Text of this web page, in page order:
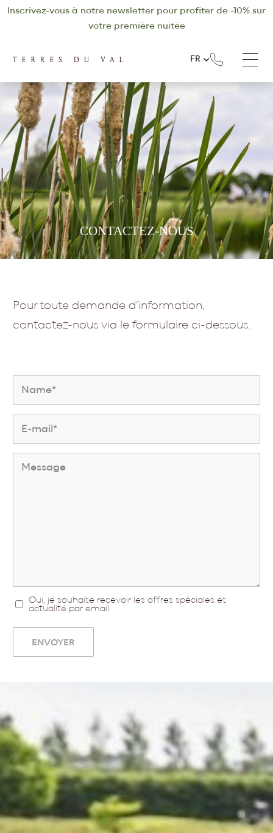
Inscrivez-vous à notre newsletter pour profiter de -10% sur
votre première nuitée
FR
CONTACTEZ-NOUS
Pour toute demande d’information,
contactez-nous via le formulaire ci-dessous.
Oui, je souhaite recevoir les offres spéciales et
actualité par email
ENVOYER